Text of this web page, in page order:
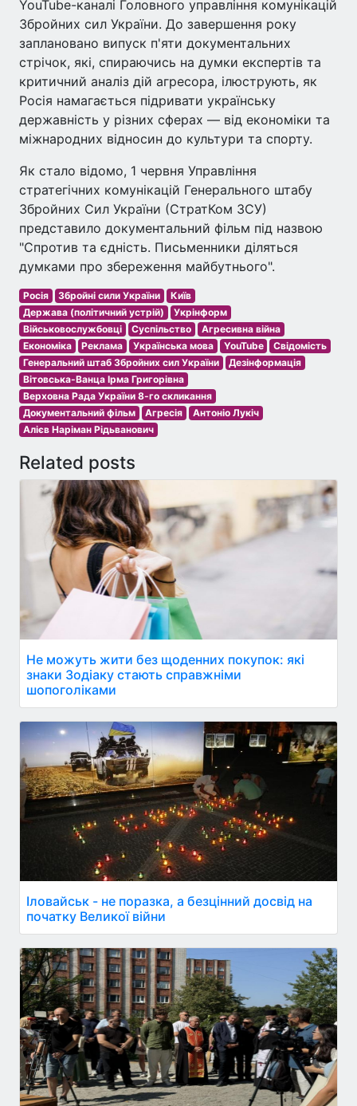
YouTube-каналі Головного управління комунікацій
Збройних сил України. До завершення року
заплановано випуск п'яти документальних
стрічок, які, спираючись на думки експертів та
критичний аналіз дій агресора, ілюструють, як
Росія намагається підривати українську
державність у різних сферах — від економіки та
міжнародних відносин до культури та спорту.
Як стало відомо, 1 червня Управління
стратегічних комунікацій Генерального штабу
Збройних Сил України (СтратКом ЗСУ)
представило документальний фільм під назвою
"Спротив та єдність. Письменники діляться
думками про збереження майбутнього".
Росія Збройні сили України
Київ
Держава (політичний устрій)
Укрінформ
Військовослужбовці
Суспільство
Агресивна війна
Економіка
Реклама Українська мова YouTube
Свідомість
Генеральний штаб Збройних сил України
Дезінформація
Вітовська-Ванца Ірма Григорівна
Верховна Рада України 8-го скликання
Документальний фільм
Агресія
Антоніо Лукіч
Алієв Наріман Рідьванович
Related posts
Не можуть жити без щоденних покупок: які
знаки Зодіаку стають справжніми
шопоголіками
Іловайськ - не поразка, а безцінний досвід на
початку Великої війни